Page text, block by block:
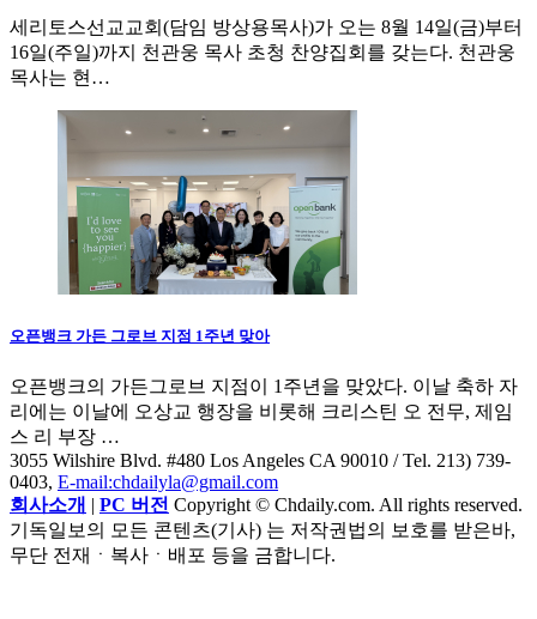
세리토스선교교회(담임 방상용목사)가 오는 8월 14일(금)부터
16일(주일)까지 천관웅 목사 초청 찬양집회를 갖는다. 천관웅
목사는 현…
오픈뱅크 가든 그로브 지점 1주년 맞아
오픈뱅크의 가든그로브 지점이 1주년을 맞았다. 이날 축하 자
리에는 이날에 오상교 행장을 비롯해 크리스틴 오 전무, 제임
스 리 부장 …
3055 Wilshire Blvd. #480 Los Angeles CA 90010 / Tel. 213) 739-
0403, E-mail:chdailyla@gmail.com
회사소개 | PC 버전 Copyright © Chdaily.com. All rights reserved.
기독일보의 모든 콘텐츠(기사) 는 저작권법의 보호를 받은바,
무단 전재ㆍ복사ㆍ배포 등을 금합니다.